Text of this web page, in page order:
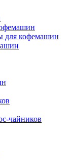
для кофемашин
чайников